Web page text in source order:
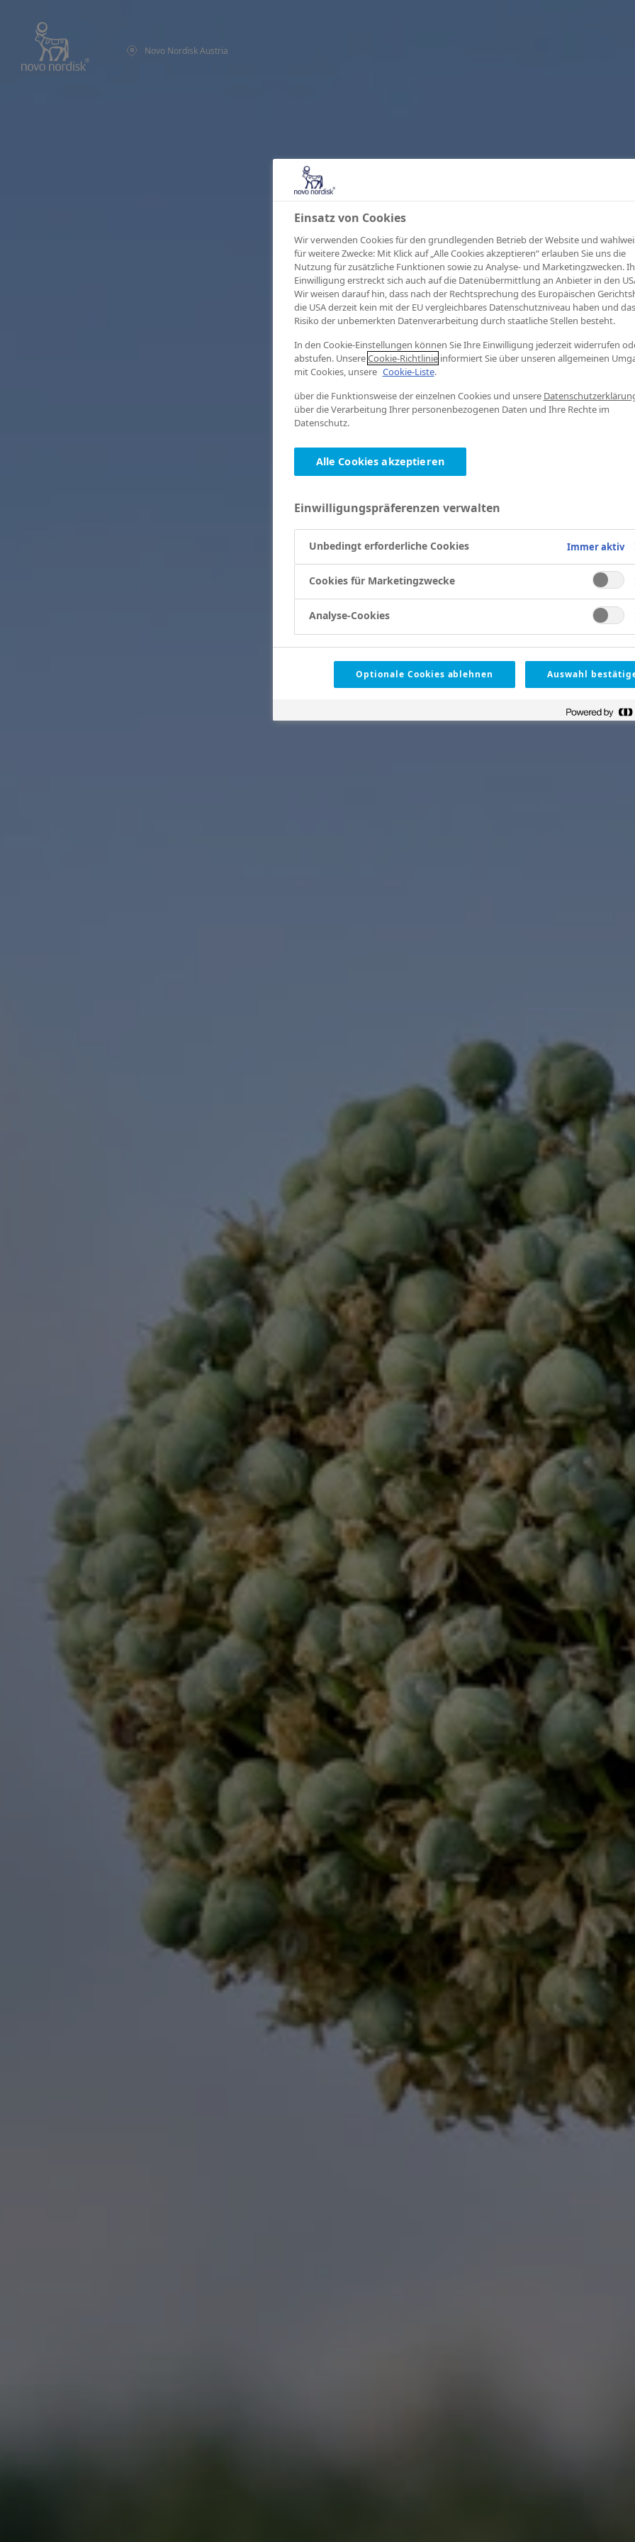
Novo Nordisk Austria
Einsatz von Cookies
Wir verwenden Cookies für den grundlegenden Betrieb der Website und
für weitere Zwecke: Mit Klick auf „Alle Cookies akzeptieren“ erlauben Sie uns die
Nutzung für zusätzliche Funktionen sowie zu Analyse- und Marketingzwecken.
Einwilligung erstreckt sich auch auf die Datenübermittlung an Anbieter in den
Wir weisen darauf hin, dass nach der Rechtsprechung des Europäischen
die USA derzeit kein mit der EU vergleichbares Datenschutzniveau haben und das
Risiko der unbemerkten Datenverarbeitung durch staatliche Stellen besteht.
In den Cookie-Einstellungen können Sie Ihre Einwilligung jederzeit widerrufen
abstufen. UnsereCookie-Richtlinieinformiert Sie über unseren allgemeinen
mit Cookies, unsere Cookie-Liste.
über die Funktionsweise der einzelnen Cookies und unsere
über die Verarbeitung Ihrer personenbezogenen Daten und Ihre Rechte im
Datenschutz.
Alle Cookies akzeptieren
Einwilligungspräferenzen verwalten
Unbedingt erforderliche Cookies Immer aktiv
Cookies für Marketingzwecke
Analyse-Cookies
Optionale Cookies ablehnen Auswahl